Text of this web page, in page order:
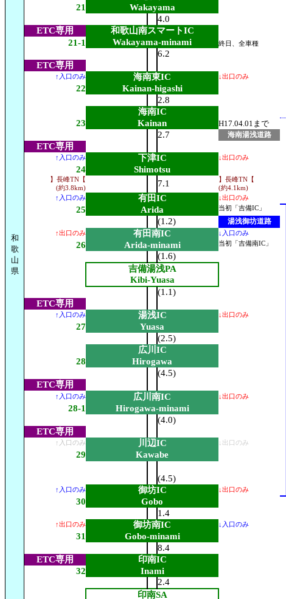
和
歌
山
県
21
Wakayama
4.0
ETC専用
和歌山南スマートIC
21-1 Wakayama-minami 終日、全車種
6.2
ETC専用
↑入口のみ 海南東IC ↓出口のみ
22
Kainan-higashi
2.8
海南IC
23 Kainan H17.04.01まで
2.7 海南湯浅道路
ETC専用
↑入口のみ 下津IC ↓出口のみ
24
Shimotsu
】長峰TN【
(約3.8km)
7.1
】長峰TN【
(約4.1km)
↑入口のみ 有田IC ↓出口のみ
25 Arida 当初「吉備IC」
(1.2) 湯浅御坊道路
↑出口のみ 有田南IC ↓入口のみ
26 Arida-minami 当初「吉備南IC」
(1.6)
吉備湯浅PA
Kibi-Yuasa
(1.1)
ETC専用
↑入口のみ 湯浅IC ↓出口のみ
27
Yuasa
(2.5)
広川IC
28 Hirogawa
(4.5)
ETC専用
↑入口のみ 広川南IC ↓出口のみ
28-1
Hirogawa-minami
(4.0)
ETC専用
↑入口のみ 川辺IC ↓出口のみ
29
Kawabe
(4.5)
↑入口のみ 御坊IC ↓出口のみ
30 Gobo
1.4
↑出口のみ 御坊南IC ↓入口のみ
31
Gobo-minami
8.4
ETC専用
印南IC
32 Inami
2.4
印南SA